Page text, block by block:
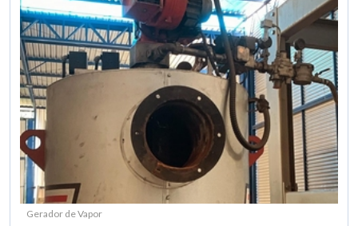
Gerador de Vapor